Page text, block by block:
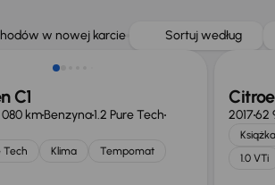
w nowej karcie Sortuj według
o 1 500 zł
C1
080 kmBenzyna1.2 Pure Tech
Tech Klima
Tempomat
201762
1.0 VTi